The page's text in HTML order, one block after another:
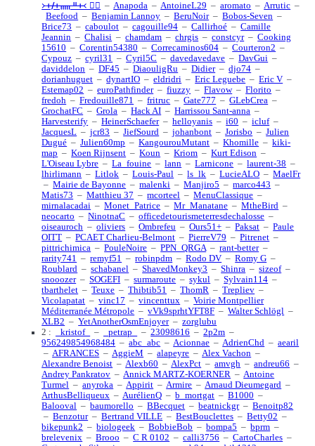
᚛ᚐᚋᚐᚅᚇᚐ᚜ 🏳️‍🌈 –Anapoda –AntoineL29 –aromato –Arrutic –
Beefood –Benjamin Lannoy –BeruNoir–Bobos-Seven –
Brice73 –caboulot –cagouille94 –Callirhoé –Camille
Jeannin –Chalisi –chamdam –chrgis –constcyr–Cooking
15610 –Corentin54380 –Correcaminos604 –Courteron2 –
Cypouz –cyril31 –Cyril5C –davedavedave –DavGui –
daviddelon –DF45 –DiaouligRu –Didier–djo74 –
dorianhuguet –dynartIO –eldridri –Eric Leguebe –Eric V –
Estemap02 –euroPathfinder–fiuzzy –Flavow–Florito –
fredoh –Fredouille871 –fritruc –Gate777 –GLebCrea –
GrochatFC –Grola –Hack AI –Harrissou Sant-anna –
Harvesterify –HeinerSchaefer–helloyanis –i60 –icluf–
JacquesL –jcr83 –JiefSourd –johanbont –Jorisbo –Julien
Dugué –Julien60mp –KangourouMutant –Khomille –kiki-
map –Koen Rijnsent –Koun –Kriom –Kurt Edison –
L'Oiseau Lybre –La_fouine –lann –Larnicone –laurent-38 –
lhirlimann –Litlok –Louis-Paul –ls_lk –LucieALO –MaelFr
–Mairie de Bayonne –malenki –Manjiro5 –marco443 –
Matis73 –Matthieu 37 –mcorteel –MenuClassique –
mirnalacadai –Monet_Patrice –Mr_Manatane –MtheBird –
neocarto –NinotnaC –officedetourismeterresdechalosse –
oiseauroch –oliviers –Ombrefeu –Ours51+ –Paksat –Paule
OITT –PCAET Charlieu-Belmont –PierreV79 –Pitrenet –
pittrichimica –PouleNoire –PPN_QRGA–rant-better–
rarity741 –remyf51 –robinpdm –Rodo DV –Romy G –
Roublard –schabanel –ShavedMonkey3 –Shinra –sizeof–
snooozer–SOGEFI –surmaroute –sykul –Sylvain114 –
tbarthelet –Teuxe –Thibtib51 –ThomR –Trepliev –
Vicolapatat –vinc17 –vincenttux –Voirie Montpellier
Méditerranée Métropole –vVk9sprhtYFT8F –Walter Schlögl –
XLB2 –YetAnotherOsmEnjoyer–zorglubu
2 :
_kristof_ – _petrap_ –23098616 –2p2m –
956249854968484 –abc_abc –Acionnae –AdrienChd –aearil
–AFRANCES –AggieM –alapeyre –Alex Vachon –
Alexandre Benoist –Alexb60 –AlexPct –amvgh –andreu66 –
Andrey Pankratov –Annick MARTZ-KOERNER –Antoine
Turmel –anyroka –Appirit –Armire –Arnaud Dieumegard –
ArthusBelliqueux –AurélienQ –b_mortgat –B1000 –
Balooval –baumorello –BBecquet –beatnickgr–Benoitp82
–Benzotur–Bertrand VILLE –BestBouclettes –Betty02 –
bikepunk2 –biologeek –BobbieBob –bompa5 –bprm –
brelevenix –Brooo –C R 0102 –calli3756 –CartoCharles –